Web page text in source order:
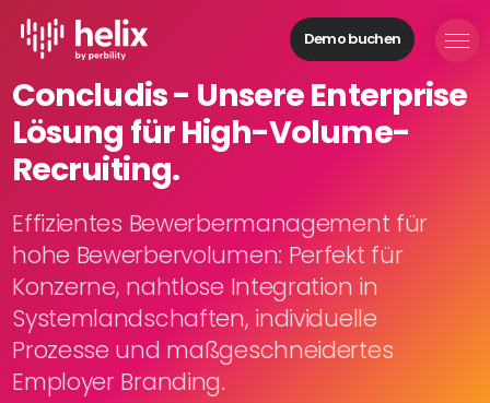
Demo buchen
Helix Module
Organisationen
aufbauen
gewinnen
Mitarbeitende
entwickeln
Feedback
geben
Concludis - Unsere Enterprise
Lösung für High-Volume-
Recruiting.
Effizientes Bewerbermanagement für
hohe Bewerbervolumen: Perfekt für
Konzerne, nahtlose Integration in
Systemlandschaften, individuelle
Prozesse und maßgeschneidertes
Employer Branding.